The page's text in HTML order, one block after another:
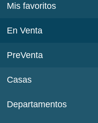
Mis favoritos
En Venta
PreVenta
Casas
Departamentos